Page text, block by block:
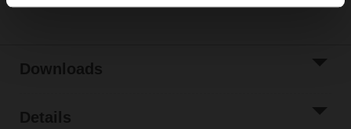
Downloads
Details